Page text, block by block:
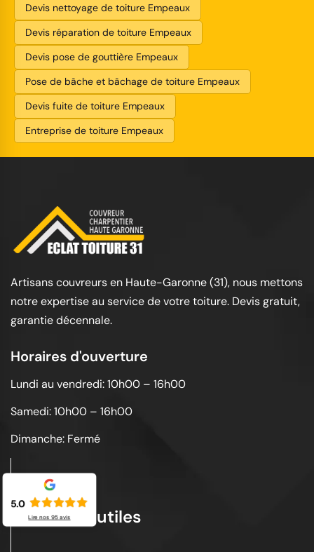
Devis nettoyage de toiture Empeaux
Devis réparation de toiture Empeaux
Devis pose de gouttière Empeaux
Pose de bâche et bâchage de toiture Empeaux
Devis fuite de toiture Empeaux
Entreprise de toiture Empeaux
Artisans couvreurs en Haute-Garonne (31), nous mettons
notre expertise au service de votre toiture. Devis gratuit,
garantie décennale.
Horaires d'ouverture
Lundi au vendredi: 10h00 – 16h00
Samedi: 10h00 – 16h00
Dimanche: Fermé
Liens utiles
5.0
Lire nos 95avis